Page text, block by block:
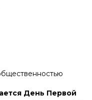
День Первой